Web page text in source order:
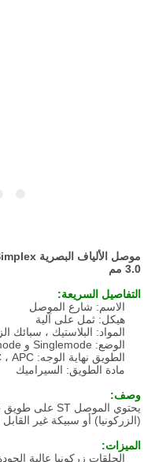
3.0 مم
التفاصيل السريعة:
الاسم: شارع الموصل
هيكل: ثمل على آلية
المواد: البلاستيك ، سبائك
الوضع: Singlemode و Multimode
الطويق نهاية الوجه: PC ، UPC ، APC
مادة الطويق: السيراميك
وصف:
(الزركونيا) أو سبيكة غير
الميزات:
الحلقات زركونيا عالية